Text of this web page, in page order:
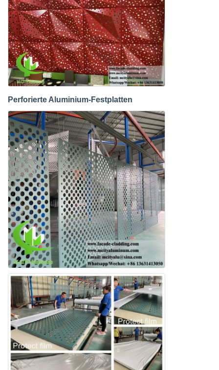
Perforierte Aluminium-Festplatten